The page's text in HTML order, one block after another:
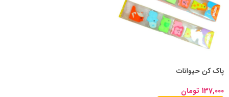
پاک کن حیوانات
137,000 تومان